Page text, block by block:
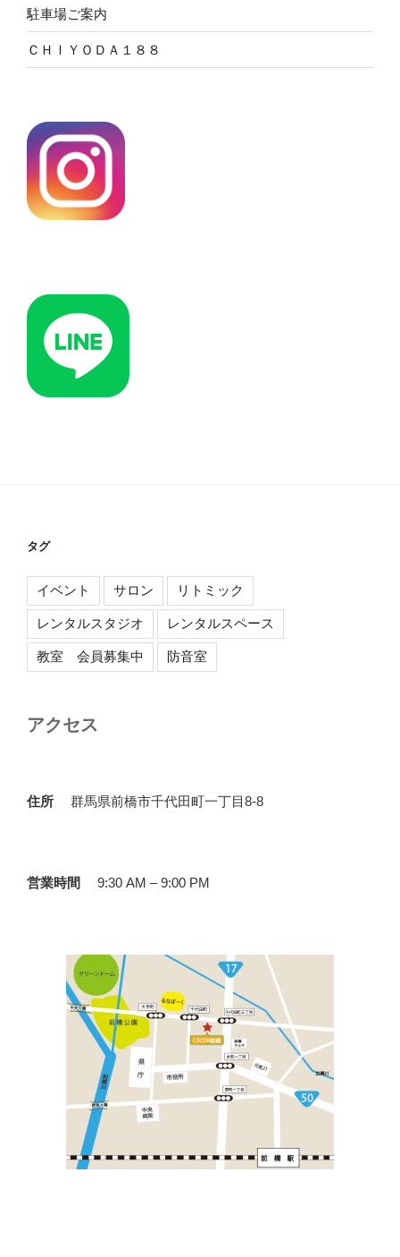
駐車場ご案内
ＣＨＩＹＯＤＡ１８８
タグ
イベント サロン リトミック
レンタルスタジオ レンタルスペース
教室 会員募集中 防音室
アクセス
住所 群馬県前橋市千代田町一丁目8-8
営業時間 9:30 AM – 9:00 PM